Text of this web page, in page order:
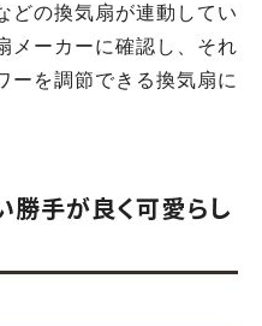
どの換気扇が連動してい
メーカーに確認し、それ
ーを調節できる換気扇に
勝手が良く可愛らし